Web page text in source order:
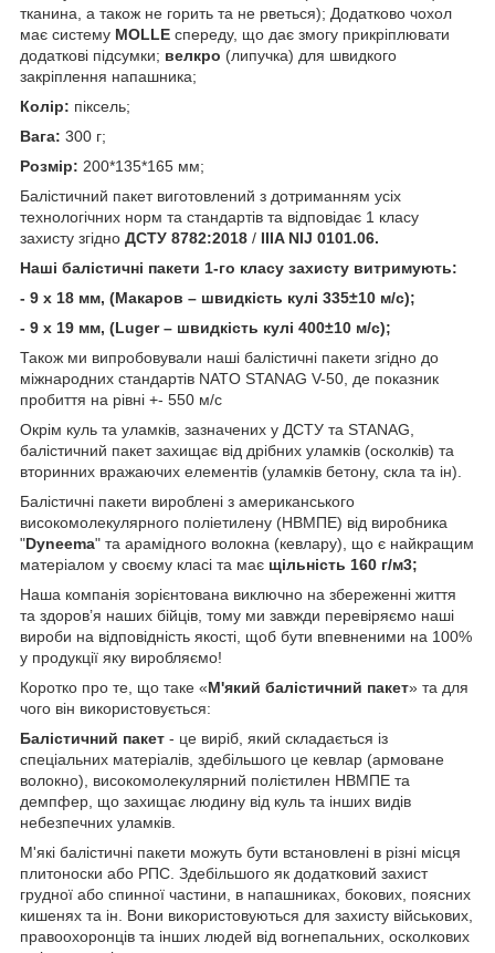
тканина, а також не горить та не рветься); Додатково чохол
має систему МOLLE спереду, що дає змогу прикріплювати
додаткові підсумки; велкро (липучка) для швидкого
закріплення напашника;
Колір: піксель;
Вага: 300 г;
Розмір: 200*135*165 мм;
Балістичний пакет виготовлений з дотриманням усіх
технологічних норм та стандартів та відповідає 1 класу
захисту згідно ДСТУ 8782:2018 / IIIA NIJ 0101.06.
Наші балістичні пакети 1-го класу захисту витримують:
- 9 х 18 мм, (Макаров – швидкість кулі 335±10 м/c);
- 9 х 19 мм, (Luger – швидкість кулі 400±10 м/c);
Також ми випробовували наші балістичні пакети згідно до
міжнародних стандартів NATO STANAG V-50, де показник
пробиття на рівні +- 550 м/с
Окрім куль та уламків, зазначених у ДСТУ та STANAG,
балістичний пакет захищає від дрібних уламків (осколків) та
вторинних вражаючих елементів (уламків бетону, скла та ін).
Балістичні пакети вироблені з американського
високомолекулярного поліетилену (НВМПЕ) від виробника
"Dyneema" та арамідного волокна (кевлару), що є найкращим
матеріалом у своєму класі та має щільність 160 г/м3;
Наша компанія зорієнтована виключно на збереженні життя
та здоров’я наших бійців, тому ми завжди перевіряємо наші
вироби на відповідність якості, щоб бути впевненими на 100%
у продукції яку виробляємо!
Коротко про те, що таке «М'який балістичний пакет» та для
чого він використовується:
Балістичний пакет - це виріб, який складається із
спеціальних матеріалів, здебільшого це кевлар (армоване
волокно), високомолекулярний полієтилен НВМПЕ та
демпфер, що захищає людину від куль та інших видів
небезпечних уламків.
М'які балістичні пакети можуть бути встановлені в різні місця
плитоноски або РПС. Здебільшого як додатковий захист
грудної або спинної частини, в напашниках, бокових, поясних
кишенях та ін. Вони використовуються для захисту військових,
правоохоронців та інших людей від вогнепальних, осколкових